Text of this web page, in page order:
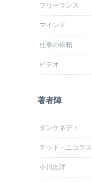
フリーランス
マインド
仕事の依頼
ビデオ
著者陣
ダンケネディ
テッド・ニコラス
小川忠洋